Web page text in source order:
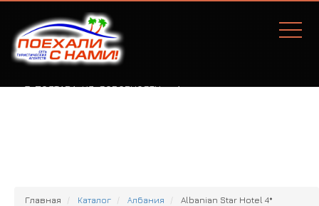
Г. ПОЛТАВА, УЛ. СОБОРНОСТИ, 77А
Главная Каталог Албания Albanian Star Hotel 4*